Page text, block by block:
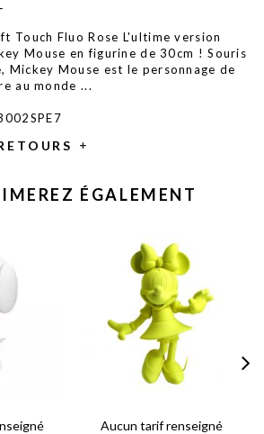
Touch Fluo Rose L'ultime version
Mouse en figurine de 30cm ! Souris
Mickey Mouse est le personnage de
au monde ...
ÉGALEMENT
Aucun tarif renseigné